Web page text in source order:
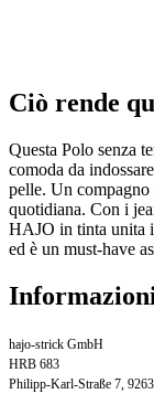
Ciò rende
Questa Polo senza
comoda da
pelle. Un compagno
quotidiana. Con i
HAJO in tinta unita
ed è un must-have
hajo-strick GmbH
HRB 683
Philipp-Karl-Straße 7,